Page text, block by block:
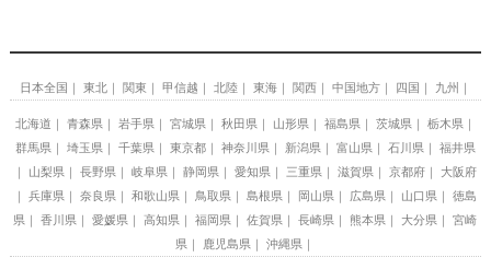
日本全国 東北 関東 甲信越 北陸 東海 関西 中国地方 四国 九州
北海道 青森県 岩手県 宮城県 秋田県 山形県 福島県 茨城県
栃木県
群馬県
埼玉県 千葉県 東京都 神奈川県 新潟県 富山県 石川県
福井県
山梨県
長野県 岐阜県 静岡県 愛知県 三重県 滋賀県 京都府
大阪府
兵庫県
奈良県 和歌山県 鳥取県 島根県 岡山県 広島県 山口県
徳島
県
香川県 愛媛県 高知県 福岡県 佐賀県 長崎県 熊本県 大分県
宮崎
県
鹿児島県 沖縄県